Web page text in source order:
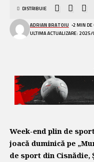
ULTIMA ACTUALIZARE:
ADRIAN BRATOIU 2 MIN DE
DISTRIBUIE
Week-end plin de
joacă duminică pe
de sport din Cisnădie,